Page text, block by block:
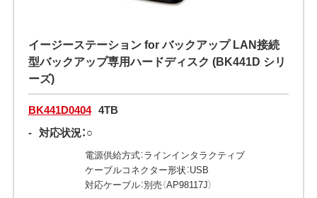
イージーステーション for バックアップ LAN接続
型バックアップ専用ハードディスク (BK441D シリ
ーズ)
BK441D0404 4TB
- 対応状況：○
電源供給方式：ラインインタラクティブ
ケーブルコネクター形状：USB
対応ケーブル：別売（AP98117J）